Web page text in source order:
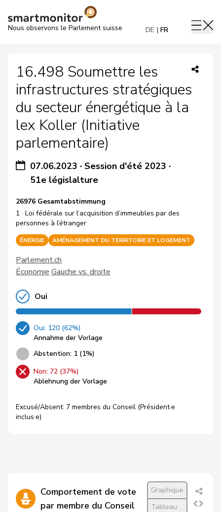
Nous observons le Parlement suisse DE FR
16.498 Soumettre les
infrastructures stratégiques
du secteur énergétique à la
lex Koller (Initiative
parlementaire)
07.06.2023 ·Session d'été 2023 ·
51e législalture
26976 Gesamtabstimmung
1 · Loi fédérale sur l’acquisition d’immeubles par des
personnes à l’étranger
ÉNERGIE AMÉNAGEMENT DU TERRITOIRE ET LOGEMENT
Parlement.ch
Économie Gauche vs. droite
Oui
Oui: 120 (62%)
Annahme der Vorlage
Abstention: 1 (1%)
Non: 72 (37%)
Ablehnung der Vorlage
Excusé/Absent: 7 membres du Conseil (Président·e
inclus·e)
Comportement de vote
par membre du Conseil
Graphique
Tableau